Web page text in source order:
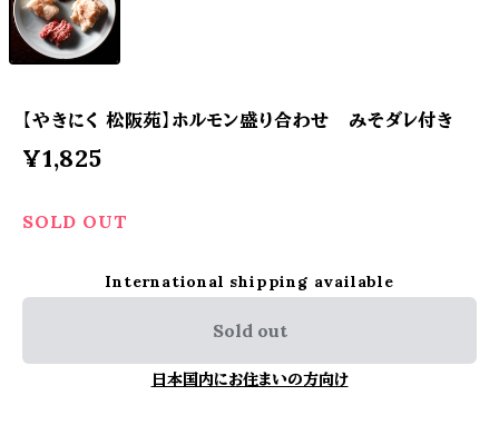
【やきにく 松阪苑】ホルモン盛り合わせ みそダレ付き
¥1,825
SOLD OUT
International shipping available
Sold out
日本国内にお住まいの方向け